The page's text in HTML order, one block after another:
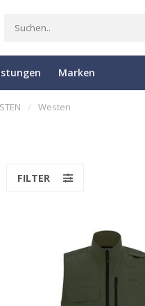
Marken
RETURN
/ Westen
FILTER